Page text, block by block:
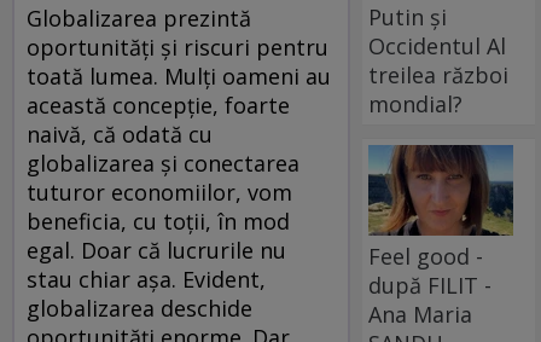
Globalizarea prezintă
oportunități și riscuri pentru
toată lumea. Mulți oameni au
această concepție, foarte
naivă, că odată cu
globalizarea și conectarea
tuturor economiilor, vom
beneficia, cu toții, în mod
egal. Doar că lucrurile nu
stau chiar așa. Evident,
globalizarea deschide
Putin și
Occidentul Al
treilea război
mondial?
Feel good -
după FILIT -
Ana Maria